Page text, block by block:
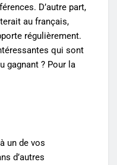
D’autre part,
au français,
régulièrement.
qui sont
gagnant ? Pour la
un de vos
d’autres